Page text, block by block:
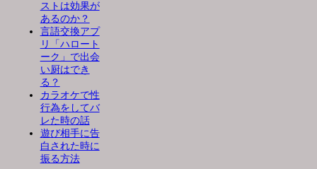
ストは効果が
あるのか？
言語交換アプ
リ「ハロート
ーク」で出会
い厨はでき
る？
カラオケで性
行為をしてバ
レた時の話
遊び相手に告
白された時に
振る方法